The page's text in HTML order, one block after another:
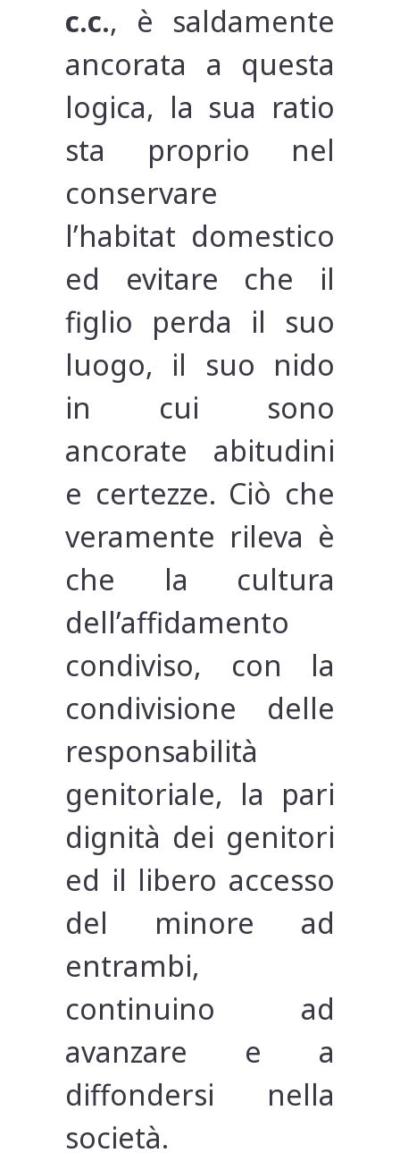
c.c., è saldamente
ancorata a questa
logica, la sua ratio
sta proprio nel
conservare
l’habitat domestico
ed evitare che il
figlio perda il suo
luogo, il suo nido
in cui sono
ancorate abitudini
e certezze. Ciò che
veramente rileva è
che la cultura
dell’affidamento
condiviso, con la
condivisione delle
responsabilità
genitoriale, la pari
dignità dei genitori
ed il libero accesso
del minore ad
entrambi,
continuino ad
avanzare e a
diffondersi nella
società.